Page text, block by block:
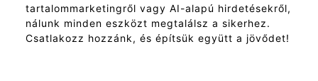
tartalommarketingről vagy AI-alapú hirdetésekről,
nálunk minden eszközt megtalálsz a sikerhez.
Csatlakozz hozzánk, és építsük együtt a jövődet!